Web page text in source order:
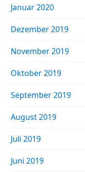
Januar 2020
Dezember 2019
November 2019
Oktober 2019
September 2019
August 2019
Juli 2019
Juni 2019